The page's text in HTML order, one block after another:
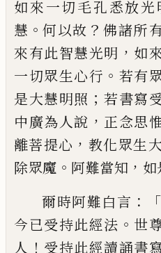
如來一切毛孔悉放光
慧 。 何以故 ？ 佛諸所
來有此智慧光明 ， 如
一切眾生心行 。 若有
是大慧明照 ； 若書寫
中廣為人說 ， 正念思
離菩提心 ， 教化眾生
除眾魔 。 阿難當知 ，
爾時阿難白言 ：「
今已受持此經法 。 世
人 ！ 受持此經讀誦書